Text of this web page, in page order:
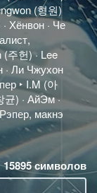
(형원)
Хёнвон · Че
주헌) · Lee
· Ли Чжухон
‣ I.M (아
균) · АйЭм ·
макнэ
15895символов